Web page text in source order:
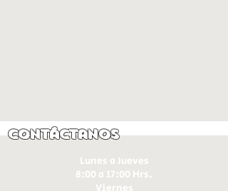
Contáctanos
Lunes a Jueves
8:00 a 17:00 Hrs.
Viernes